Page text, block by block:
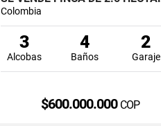
Colombia
3
Alcobas
4
Baños
2
Garaje
$600.000.000 COP